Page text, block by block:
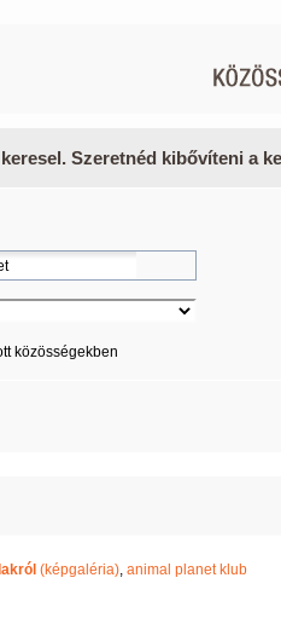
Szeretnéd kibővíteni a
közösségekben
(képgaléria), animal planet klub